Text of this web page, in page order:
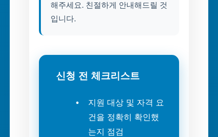
해주세요. 친절하게 안내해드릴 것
입니다.
신청 전 체크리스트
지원 대상 및 자격 요
건을 정확히 확인했
는지 점검